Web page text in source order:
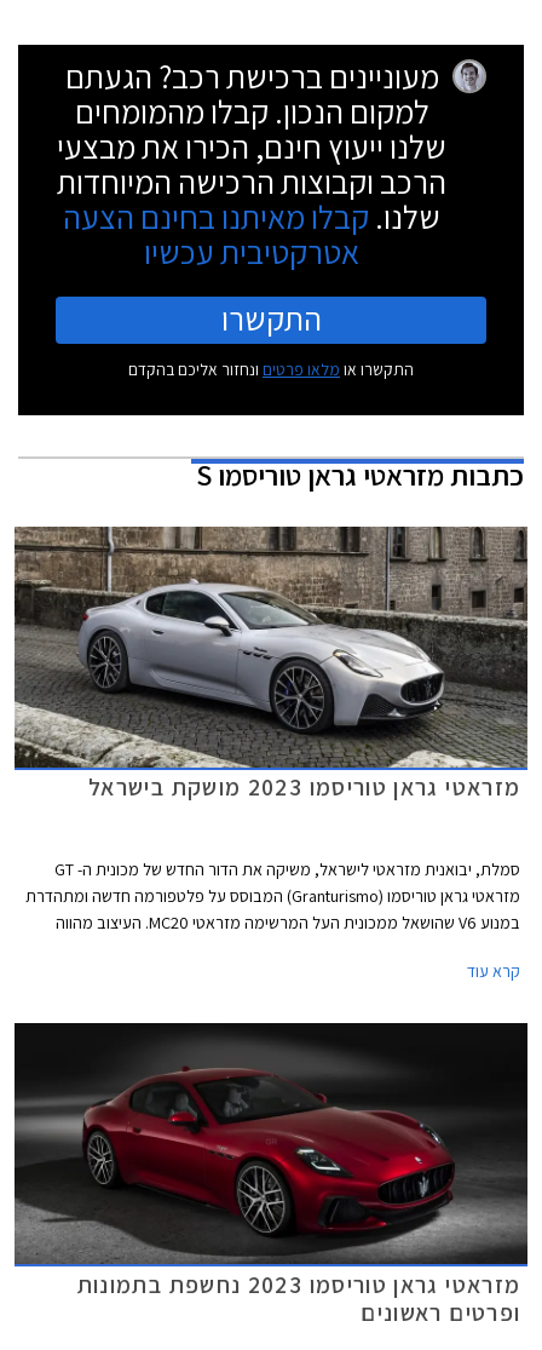
מעוניינים ברכישת רכב? הגעתם
למקום הנכון. קבלו מהמומחים
שלנו ייעוץ חינם, הכירו את מבצעי
הרכב וקבוצות הרכישה המיוחדות
שלנו. קבלו מאיתנו בחינם הצעה
אטרקטיבית עכשיו
התקשרו
התקשרו או מלאו פרטים ונחזור אליכם בהקדם
כתבותמזראטי גראן טוריסמו S
מזראטי גראן טוריסמו 2023 מושקת בישראל
סמלת, יבואנית מזראטי לישראל, משיקה את הדור החדש של מכונית ה- GT
מזראטי גראן טוריסמו (Granturismo) המבוסס על פלטפורמה חדשה ומתהדרת
במנוע V6 שהושאל ממכונית העל המרשימה מזראטי MC20. העיצוב מהווה
הקלשון המוכר ופרופיל של מכונית קופה קלאסית עם מכסה מנוע ארוך ושלושה
מטען קצרה, ויחידות תאורה מחודדות.
קרא עוד
מזראטי גראן טוריסמו 2023 נחשפת בתמונות
ופרטים ראשונים